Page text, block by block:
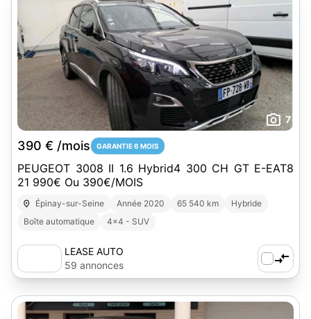
7
390 € /mois GARANTIE 6 MOIS
PEUGEOT 3008 II 1.6 Hybrid4 300 CH GT E-EAT8
21 990€ Ou 390€/MOIS
Épinay-sur-Seine Année 2020 65 540 km
Hybride
Boîte automatique
4x4 - SUV
LEASE AUTO
59 annonces